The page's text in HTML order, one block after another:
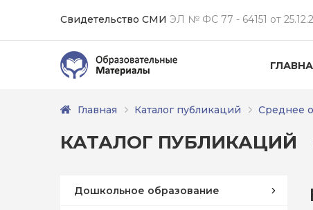
Свидетельство СМИ ЭЛ № ФС 77 - 64151 от
Главная Каталог публикаций Среднее
КАТАЛОГ ПУБЛИКАЦИЙ
Дошкольное образование